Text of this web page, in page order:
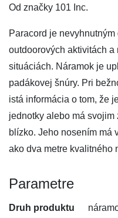
Od značky 101 Inc.
Paracord je
outdoorových aktivitách
situáciách. Náramok je
padákovej šnúry. Pri
istá informácia o tom, že
jednotky alebo má
blízko. Jeho nosením má
ako dva metre kvalitného
Parametre
Druh produktu